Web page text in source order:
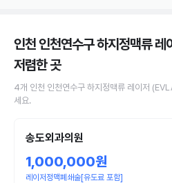
인천 인천연수구 하지정맥류
저렴한 곳
4개 인천 인천연수구 하지정맥류 레이저
세요.
송도외과의원
1,000,000원
레이저정맥폐쇄술[유도료 포함]